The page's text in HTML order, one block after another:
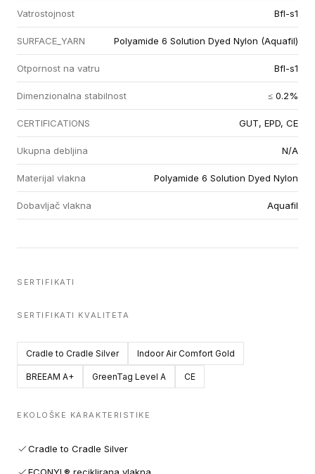
Vatrostojnost Bfl-s1
SURFACE_YARN Polyamide 6 Solution Dyed Nylon (Aquafil)
Otpornost na vatru Bfl-s1
Dimenzionalna stabilnost ≤ 0.2%
CERTIFICATIONS GUT, EPD, CE
Ukupna debljina N/A
Materijal vlakna Polyamide 6 Solution Dyed Nylon
Dobavljač vlakna Aquafil
SERTIFIKATI
SERTIFIKATI KVALITETA
Cradle to Cradle Silver Indoor Air Comfort Gold
BREEAM A+ GreenTag Level A CE
EKOLOŠKE KARAKTERISTIKE
Cradle to Cradle Silver